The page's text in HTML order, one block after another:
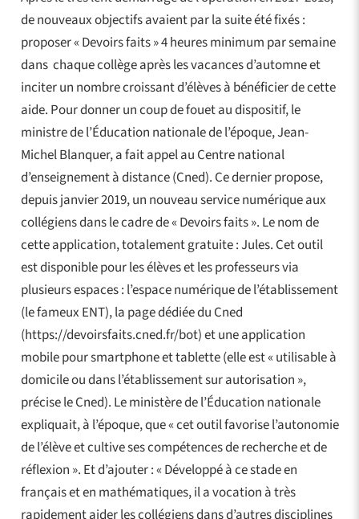
de nouveaux objectifs avaient par la suite été fixés :
proposer « Devoirs faits » 4 heures minimum par semaine
dans chaque collège après les vacances d’automne et
inciter un nombre croissant d’élèves à bénéficier de cette
aide. Pour donner un coup de fouet au dispositif, le
ministre de l’Éducation nationale de l’époque, Jean-
Michel Blanquer, a fait appel au Centre national
d’enseignement à distance (Cned). Ce dernier propose,
depuis janvier 2019, un nouveau service numérique aux
collégiens dans le cadre de « Devoirs faits ». Le nom de
cette application, totalement gratuite : Jules. Cet outil
est disponible pour les élèves et les professeurs via
plusieurs espaces : l’espace numérique de l’établissement
(le fameux ENT), la page dédiée du Cned
(https://devoirsfaits.cned.fr/bot) et une application
mobile pour smartphone et tablette (elle est « utilisable à
domicile ou dans l’établissement sur autorisation »,
précise le Cned). Le ministère de l’Éducation nationale
expliquait, à l’époque, que « cet outil favorise l’autonomie
de l’élève et cultive ses compétences de recherche et de
réflexion ». Et d’ajouter : « Développé à ce stade en
français et en mathématiques, il a vocation à très
rapidement aider les collégiens dans d’autres disciplines